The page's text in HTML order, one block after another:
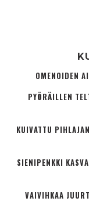
OMENOIDEN
PYÖRÄILLEN
KUIVATTU
SIENIPENKKI
VAIVIHKAA